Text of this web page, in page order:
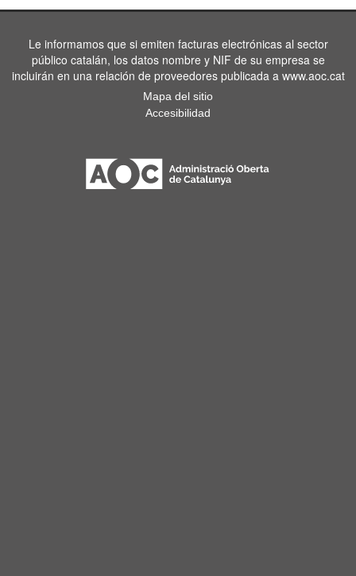
Le informamos que si emiten facturas electrónicas al sector
público catalán, los datos nombre y NIF de su empresa se
incluirán en una relación de proveedores publicada a www.aoc.cat
Mapa del sitio
Accesibilidad